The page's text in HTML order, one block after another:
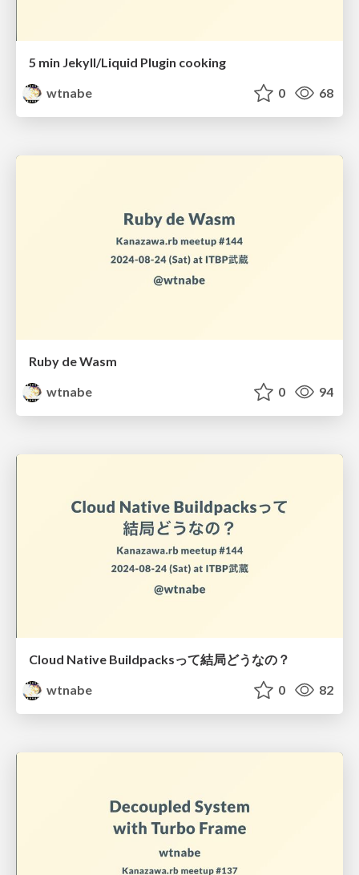
5 min Jekyll/Liquid Plugin cooking
wtnabe
0 68
Ruby de Wasm
wtnabe
0 94
Cloud Native Buildpacksって結局どうなの？
wtnabe
0 82